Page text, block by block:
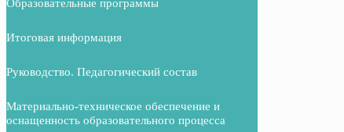
Образовательные программы
Итоговая информация
Руководство. Педагогический состав
Материально-техническое обеспечение и
оснащенность образовательного процесса